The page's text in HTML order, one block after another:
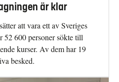
är klar
att vara ett av Sveriges
52 600 personer sökte till
kurser. Av dem har 19
besked.